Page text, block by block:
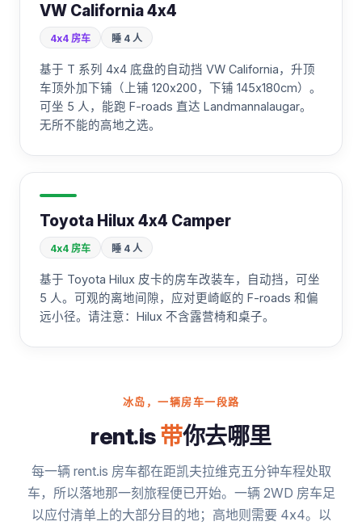
VW California 4x4
4x4 房车 睡 4 人
基于 T 系列 4x4 底盘的自动挡 VW California，升顶
车顶外加下铺（上铺 120x200，下铺 145x180cm）。
可坐 5 人，能跑 F-roads 直达 Landmannalaugar。
无所不能的高地之选。
Toyota Hilux 4x4 Camper
4x4 房车 睡 4 人
基于 Toyota Hilux 皮卡的房车改装车，自动挡，可坐
5 人。可观的离地间隙，应对更崎岖的 F-roads 和偏
远小径。请注意：Hilux 不含露营椅和桌子。
冰岛，一辆房车一段路
rent.is带你去哪里
每一辆 rent.is 房车都在距凯夫拉维克五分钟车程处取
车，所以落地那一刻旅程便已开始。一辆 2WD 房车足
以应付清单上的大部分目的地；高地则需要 4x4。以